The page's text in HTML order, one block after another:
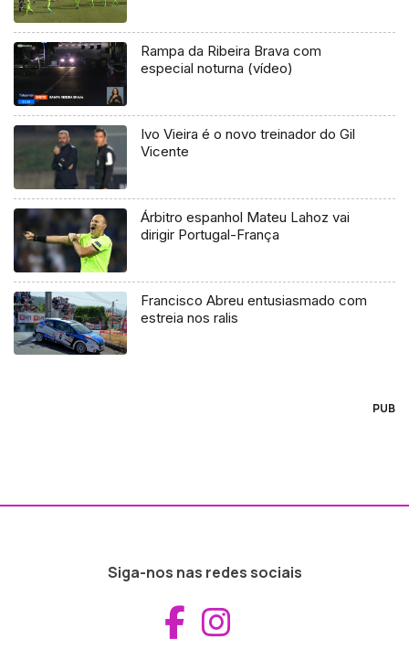
Rampa da Ribeira Brava com
especial noturna (vídeo)
Ivo Vieira é o novo treinador do Gil
Vicente
Árbitro espanhol Mateu Lahoz vai
dirigir Portugal-França
Francisco Abreu entusiasmado com
estreia nos ralis
PUB
Siga-nos nas redes sociais
Aceder ao